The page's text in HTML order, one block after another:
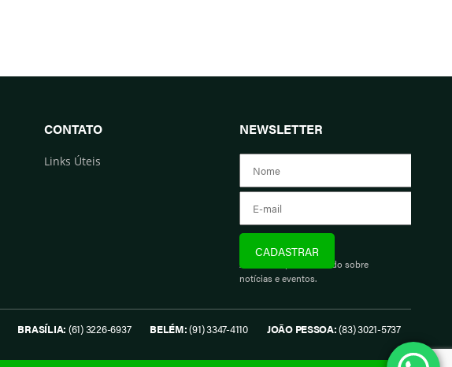
CONTATO
Links Úteis
NEWSLETTER
Assine e fique informado sobre
notícias e eventos.
BRASÍLIA: (61) 3226-6937 BELÉM:(91) 3347-4110 JOÃO PESSOA:(83) 3021-5737